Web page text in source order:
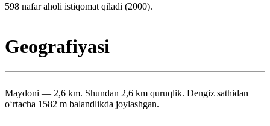
598 nafar aholi istiqomat qiladi (2000).
Geografiyasi
Maydoni — 2,6 km. Shundan 2,6 km quruqlik. Dengiz sathidan
oʻrtacha 1582 m balandlikda joylashgan.